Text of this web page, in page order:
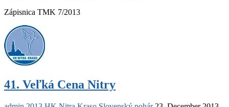
Zápisnica TMK 7/2013
41. Veľká Cena Nitry